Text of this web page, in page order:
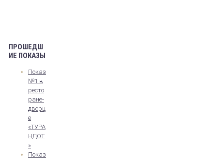
ПРОШЕДШ
ИЕ ПОКАЗЫ
Показ
№1 в
ресто
ране-
дворц
е
«ТУРА
НДОТ
»
Показ